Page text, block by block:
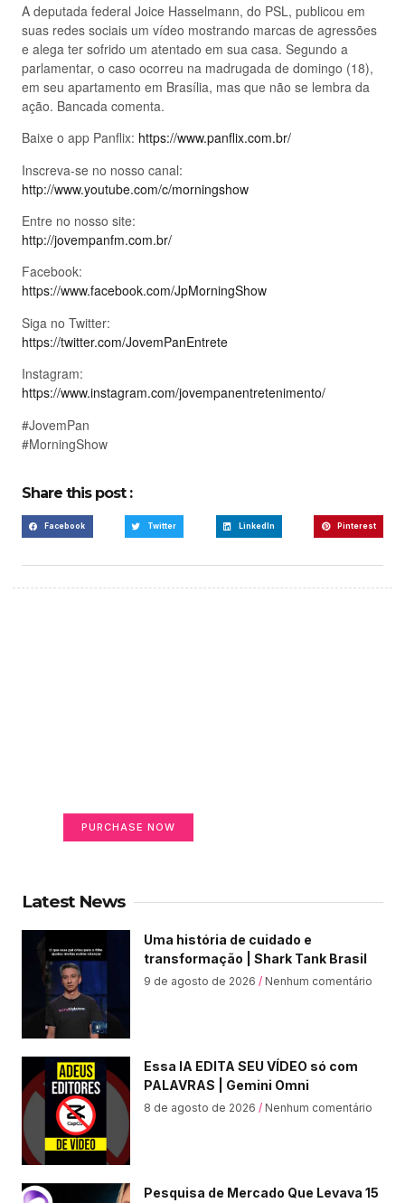
A deputada federal Joice Hasselmann, do PSL, publicou em
suas redes sociais um vídeo mostrando marcas de agressões
e alega ter sofrido um atentado em sua casa. Segundo a
parlamentar, o caso ocorreu na madrugada de domingo (18),
em seu apartamento em Brasília, mas que não se lembra da
ação. Bancada comenta.
Baixe o app Panflix: https://www.panflix.com.br/
Inscreva-se no nosso canal:
http://www.youtube.com/c/morningshow
Entre no nosso site:
http://jovempanfm.com.br/
Facebook:
https://www.facebook.com/JpMorningShow
Siga no Twitter:
https://twitter.com/JovemPanEntrete
Instagram:
https://www.instagram.com/jovempanentretenimento/
#JovemPan
#MorningShow
Share this post :
Facebook Twitter LinkedIn Pinterest
PURCHASE NOW
Latest News
Uma história de cuidado e
transformação | Shark Tank Brasil
9 de agosto de 2026 Nenhum comentário
Essa IA EDITA SEU VÍDEO só com
PALAVRAS | Gemini Omni
8 de agosto de 2026 Nenhum comentário
Pesquisa de Mercado Que Levava 15